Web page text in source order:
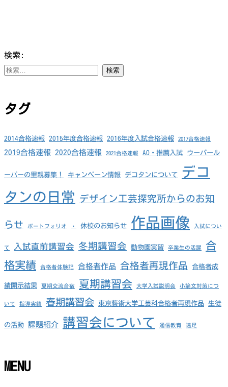
検索:
タグ
2014合格速報 2015年度合格速報 2016年度入試合格速報 2017合格速報
2019合格速報 2020合格速報 2021合格速報 AO・推薦入試 ウーパール
ーパーの里親募集！ キャンペーン情報 デコタンについて
デコ
タンの日常
デザイン工芸探究所からのお知
らせ ポートフォリオ ・ 休校のお知らせ 作品画像 入試につい
て 入試直前講習会 冬期講習会 動物園実習 卒業生の活躍
合
格実績
合格者体験記 合格者作品 合格者再現作品 合格者成
績開示結果 夏期交流合宿 夏期講習会 大学入試説明会 小論文対策につ
いて 指導実績 春期講習会 東京藝術大学工芸科合格者再現作品 生徒
の活動 課題紹介 講習会について 通信教育 遠足
MENU